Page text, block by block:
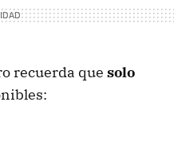
recuerda que solo